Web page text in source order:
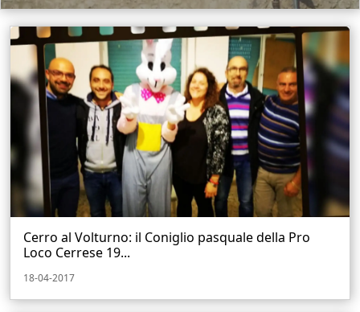
Cerro al Volturno: il Coniglio pasquale della Pro
Loco Cerrese 19...
18-04-2017